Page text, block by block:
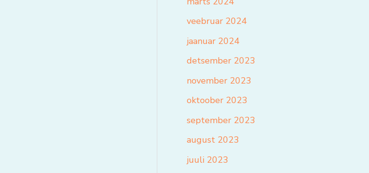
veebruar 2024
jaanuar 2024
detsember 2023
november 2023
oktoober 2023
september 2023
august 2023
juuli 2023